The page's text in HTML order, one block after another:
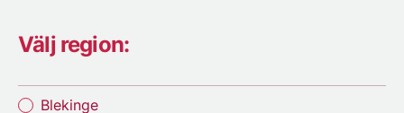
Välj region:
Blekinge